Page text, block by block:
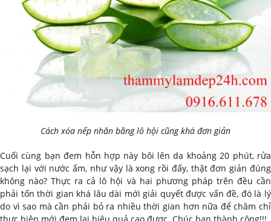
Cách xóa nếp nhăn bằng lô hội cũng khá đơn giản
Cuối cùng bạn đem hỗn hợp này bôi lên da khoảng 20 phút, rửa
sạch lại với nước ấm, như vậy là xong rồi đấy, thật đơn giản đúng
không nào? Thực ra cả lô hội và hai phương pháp trên đều cần
phải tốn thời gian khá lâu dài mới giải quyết được vấn đề, đó là lý
do vì sao mà cần phải bỏ ra nhiều thời gian hơn nữa để chăm chỉ